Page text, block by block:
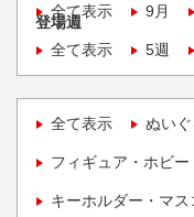
全て表示
9月
登場週
全て表示
5週
全て表示 ぬい
フィギュア・ホビー
キーホルダー・マ